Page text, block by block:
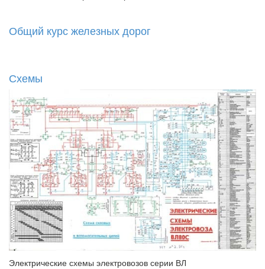
Общий курс железных дорог
Схемы
Электрические схемы электровозов серии ВЛ